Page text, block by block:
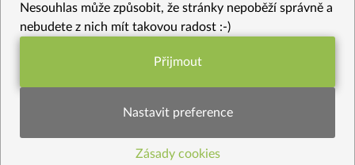
Cizrna se zeleninou a pohankovo-mrkvové placky
Tofu s lilkem
Těstovinová miso polévka s dýní hokkaido a omega 3 mastnými kyselinami
Mini panforte
Makové sušenky (fotopostup)
Nesouhlas může způsobit, že stránky nepoběží správně a
nebudete z nich mít takovou radost :-)
Funkční nastavení potřebujeme (vždy
Statistiky pro lepší obsah
Přijmout
Nastavit preference
Zásady cookies